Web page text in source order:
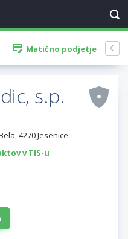
Matično podjetje
s.p.
4270 Jesenice
v TIS-u